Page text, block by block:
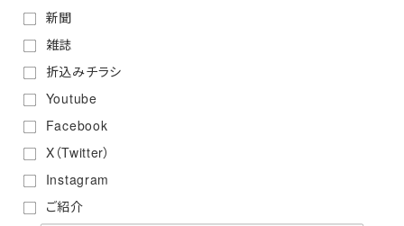
新聞
雑誌
折込みチラシ
Youtube
Facebook
X（Twitter）
Instagram
ご紹介